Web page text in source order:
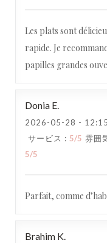
Les plats sont
rapide. Je
papilles grandes
Donia E
2026-05-28 -
サービス : 5/5 雰囲
5/5
Parfait, comme
Brahim K